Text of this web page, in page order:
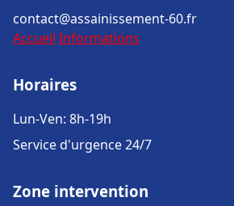
contact@assainissement-60.fr
Accueil Informations
Horaires
Lun-Ven: 8h-19h
Service d'urgence 24/7
Zone intervention